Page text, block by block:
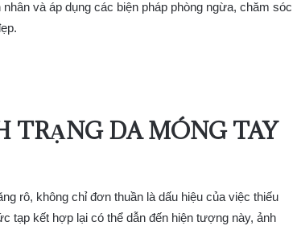
và áp dụng các biện pháp phòng ngừa, chăm sóc
TRẠNGDA MÓNG TAY
rô, không chỉ đơn thuần là dấu hiệu của việc thiếu
tạp kết hợp lại có thể dẫn đến hiện tượng này, ảnh